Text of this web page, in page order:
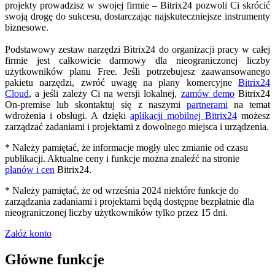
projekty prowadzisz w swojej firmie – Bitrix24 pozwoli Ci skrócić
swoją drogę do sukcesu, dostarczając najskuteczniejsze instrumenty
biznesowe.
Podstawowy zestaw narzędzi Bitrix24 do organizacji pracy w całej
firmie jest całkowicie darmowy dla nieograniczonej liczby
użytkowników planu Free. Jeśli potrzebujesz zaawansowanego
pakietu narzędzi, zwróć uwagę na plany komercyjne
Bitrix24
Cloud, a jeśli zależy Ci na wersji lokalnej, zamów demoBitrix24
On-premise lub skontaktuj się z naszymi partnerami na temat
wdrożenia i obsługi. A dzięki aplikacji mobilnej Bitrix24możesz
zarządzać zadaniami i projektami z dowolnego miejsca i urządzenia.
* Należy pamiętać, że informacje mogły ulec zmianie od czasu
publikacji. Aktualne ceny i funkcje można znaleźć na stronie
planów i cen Bitrix24.
* Należy pamiętać, że od września 2024 niektóre funkcje do
zarządzania zadaniami i projektami będą dostępne bezpłatnie dla
nieograniczonej liczby użytkowników tylko przez 15 dni.
Załóż konto
Główne funkcje